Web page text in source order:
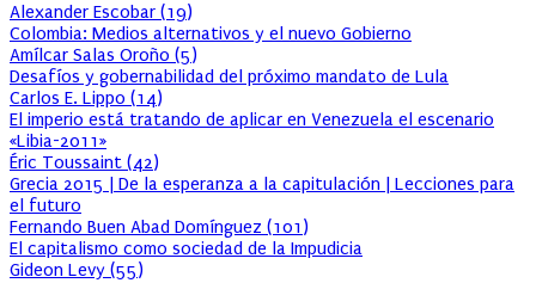
Alexander Escobar (19)
Colombia: Medios alternativos y el nuevo Gobierno
Amílcar Salas Oroño (5)
Desafíos y gobernabilidad del próximo mandato de Lula
Carlos E. Lippo (14)
El imperio está tratando de aplicar en Venezuela el escenario
«Libia-2011»
Éric Toussaint (42)
Grecia 2015 | De la esperanza a la capitulación | Lecciones para
el futuro
Fernando Buen Abad Domínguez (101)
El capitalismo como sociedad de la Impudicia
Gideon Levy (55)